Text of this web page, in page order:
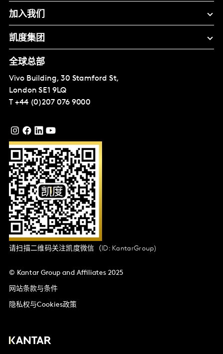
加入我们
凯度集团
全球总部
Vivo Building, 30 Stamford St,
London SE1 9LQ
T +44 (0)207 076 9000
请扫描二维码关注凯度微信（ID: KantarGroup)
© Kantar Group and Affiliates 2025
网站条款与条件
隐私权与Cookies政策